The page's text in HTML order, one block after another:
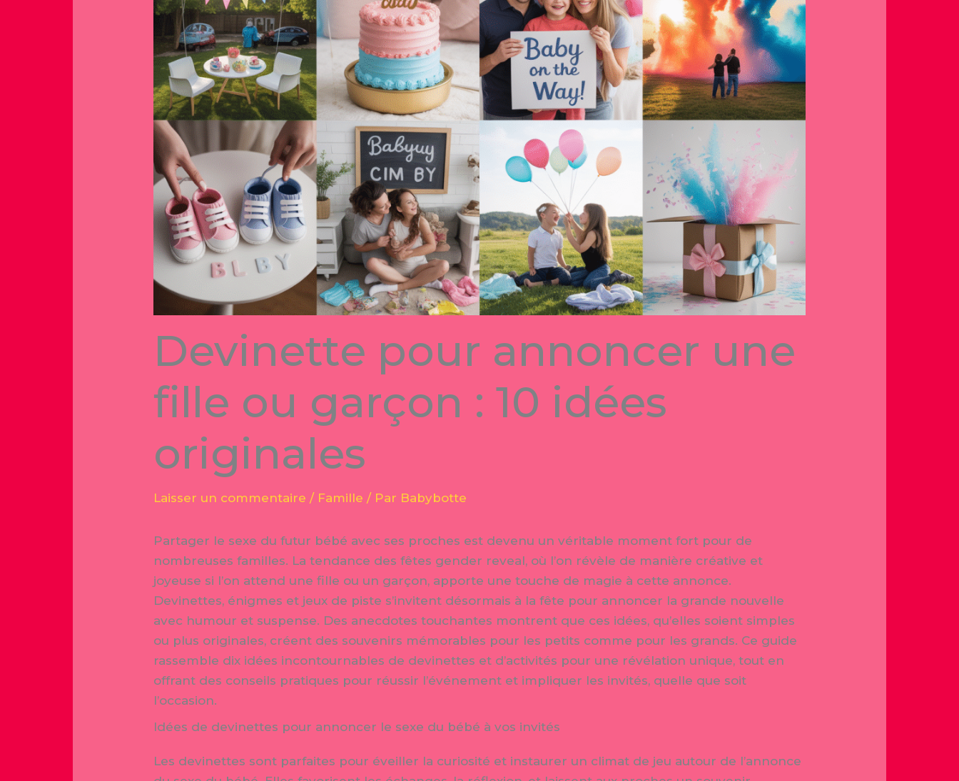
Devinette pour annoncer une
fille ou garçon : 10 idées
originales
Laisser un commentaire / Famille / Par Babybotte
Partager le sexe du futur bébé avec ses proches est devenu un véritable moment fort pour de
nombreuses familles. La tendance des fêtes gender reveal, où l’on révèle de manière créative et
joyeuse si l’on attend une fille ou un garçon, apporte une touche de magie à cette annonce.
Devinettes, énigmes et jeux de piste s’invitent désormais à la fête pour annoncer la grande nouvelle
avec humour et suspense. Des anecdotes touchantes montrent que ces idées, qu’elles soient simples
ou plus originales, créent des souvenirs mémorables pour les petits comme pour les grands. Ce guide
rassemble dix idées incontournables de devinettes et d’activités pour une révélation unique, tout en
offrant des conseils pratiques pour réussir l’événement et impliquer les invités, quelle que soit
l’occasion.
Idées de devinettes pour annoncer le sexe du bébé à vos invités
Les devinettes sont parfaites pour éveiller la curiosité et instaurer un climat de jeu autour de l’annonce